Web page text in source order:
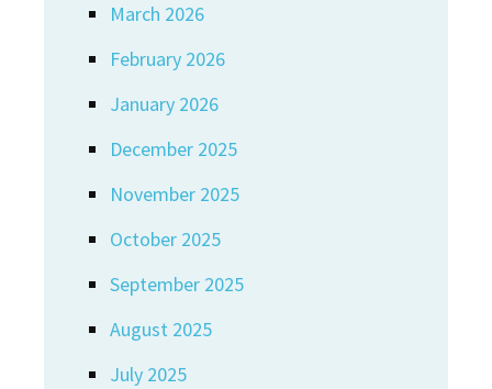
March 2026
February 2026
January 2026
December 2025
November 2025
October 2025
September 2025
August 2025
July 2025